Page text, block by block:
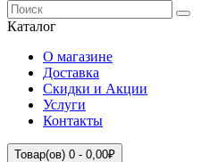
Каталог
О магазине
Доставка
Скидки и Акции
Услуги
Контакты
Товар(ов) 0 - 0,00₽